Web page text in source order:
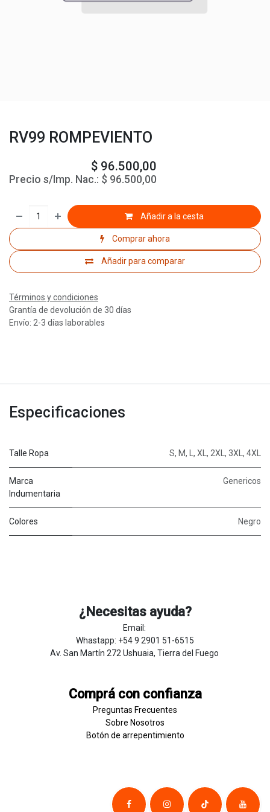
RV99 ROMPEVIENTO
$ 96.500,00
Precio s/Imp. Nac.: $ 96.500,00
Añadir a la cesta
Comprar ahora
Añadir para comparar
Términos y condiciones
Grantía de devolución de 30 días
Envío: 2-3 días laborables
Especificaciones
Talle Ropa S, M, L , XL , 2XL , 3XL , 4XL
Marca
Indumentaria
Genericos
Colores Negro
¿Necesitas ayuda?
Email:
Whastapp: +54 9 2901 51-6515
Av. San Martín 272 Ushuaia, Tierra del Fuego
Comprá con confianza
Preguntas Frecuentes
Sobre Nosotros
Botón de ​arrepentim​​​iento